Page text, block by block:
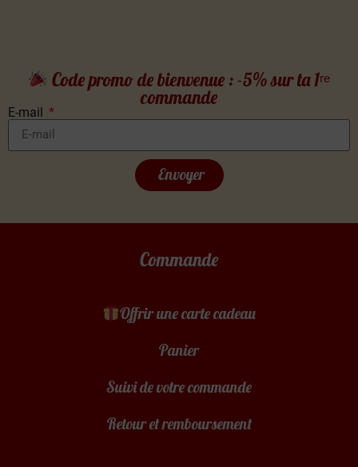
Code promo de bienvenue : -5% sur ta 1ʳᵉ
commande
E-mail
Envoyer
Commande
Offrir une carte cadeau
Panier
Suivi de votre commande
Retour et remboursement